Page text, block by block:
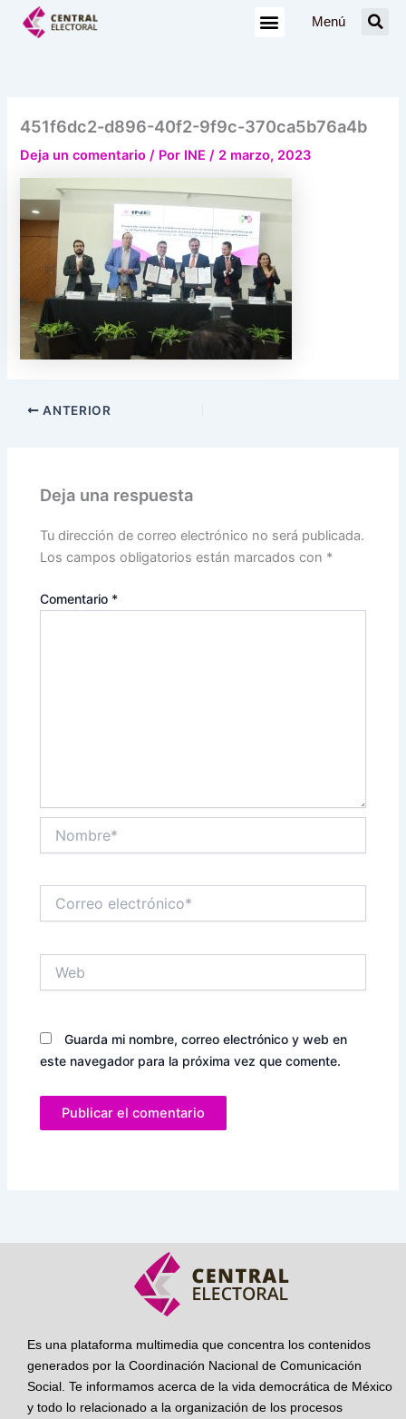
Menú
451f6dc2-d896-40f2-9f9c-370ca5b76a4b
Deja un comentario / Por INE/ 2 marzo, 2023
ANTERIOR
Deja una respuesta
Tu dirección de correo electrónico no será publicada.
Los campos obligatorios están marcados con *
Comentario *
electrónico*
Guarda mi nombre, correo electrónico y web en
este navegador para la próxima vez que comente.
Es una plataforma multimedia que concentra los contenidos
generados por la Coordinación Nacional de Comunicación
Social. Te informamos acerca de la vida democrática de México
y todo lo relacionado a la organización de los procesos